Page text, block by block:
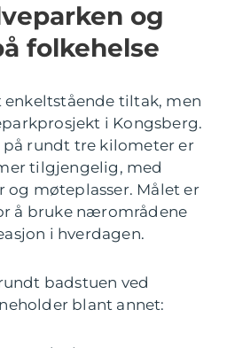
og
folkehelse
enkeltstående tiltak, men
i Kongsberg.
på rundt tre kilometer er
tilgjengelig, med
og møteplasser. Målet er
å bruke nærområdene
i hverdagen.
badstuen ved
blant annet: